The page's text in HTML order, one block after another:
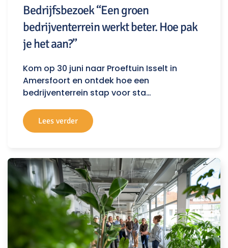
Bedrijfsbezoek “Een groen
bedrijventerrein werkt beter. Hoe pak
je het aan?”
Kom op 30 juni naar Proeftuin Isselt in
Amersfoort en ontdek hoe een
bedrijventerrein stap voor sta…
Lees verder